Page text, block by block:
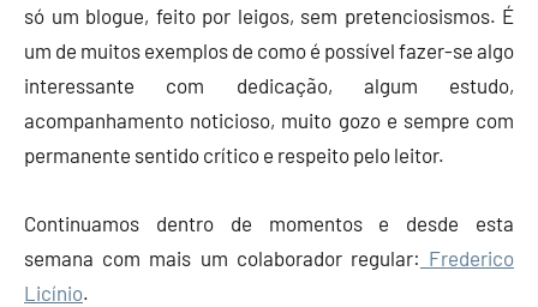
só um blogue, feito por leigos, sem pretenciosismos. É
um de muitos exemplos de como é possível fazer-se algo
interessante com dedicação, algum estudo,
acompanhamento noticioso, muito gozo e sempre com
permanente sentido crítico e respeito pelo leitor.
Continuamos dentro de momentos e desde esta
semana com mais um colaborador regular: Frederico
Licínio.